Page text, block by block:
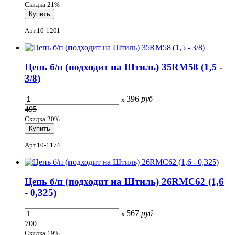
Скидка 21%
Арт.10-1201
Цепь б/п (подходит на Штиль) 35RM58 (1,5 -
3/8)
x 396 руб
495
Скидка 20%
Арт.10-1174
Цепь б/п (подходит на Штиль) 26RMC62 (1,6
- 0,325)
x 567 руб
700
Скидка 19%